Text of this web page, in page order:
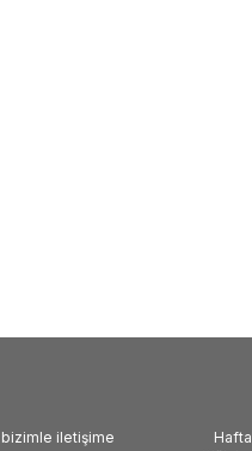
iletişime